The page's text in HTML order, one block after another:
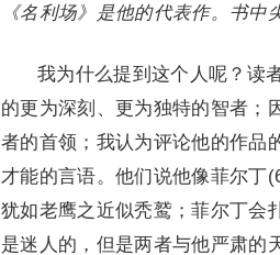
《名利场》是他的代表作。书中
我为什么提到这个人呢？读
的更为深刻、更为独特的智者；
者的首领；我认为评论他的作品
才能的言语。他们说他像菲尔丁
犹如老鹰之近似秃鹫；菲尔丁会
是迷人的，但是两者与他严肃的